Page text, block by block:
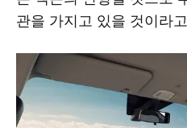
관을 가지고 있을 것이라